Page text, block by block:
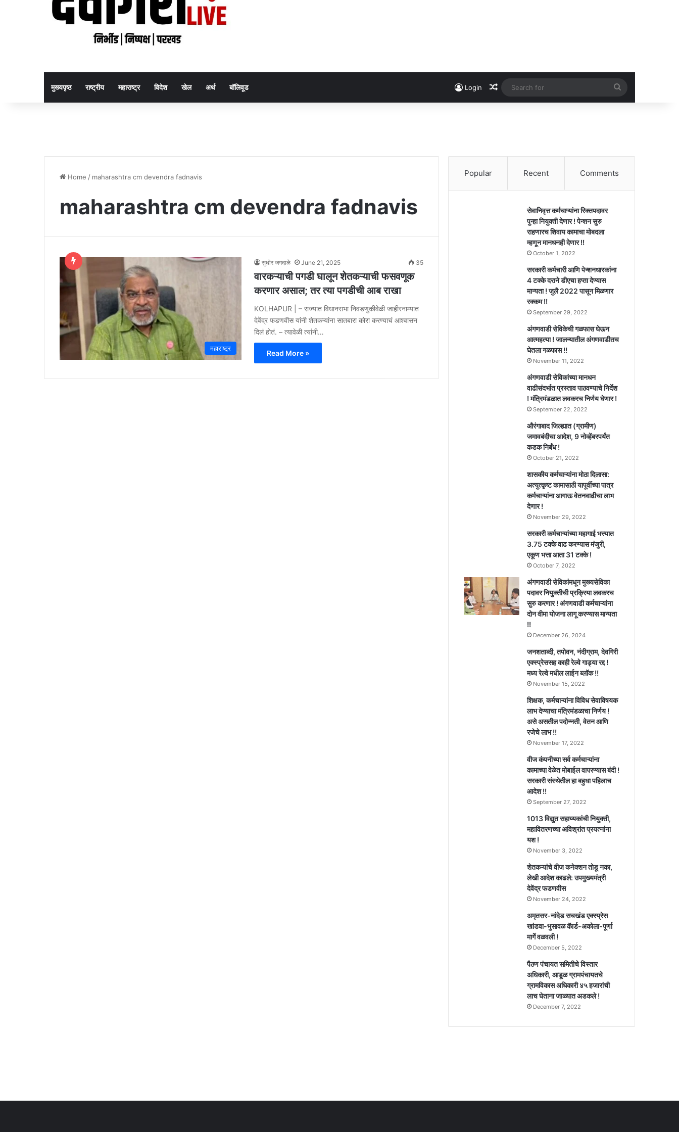
मुख्यपृष्ठ राष्ट्रीय महाराष्ट्र विदेश खेल अर्थ बॉलिवूड Login Random Article
for
Home / maharashtra cm devendra fadnavis
maharashtra cm devendra fadnavis
महाराष्ट्र
सुधीर जगदाळे June 21, 2025 35
वारकऱ्याची पगडी घालून शेतकऱ्याची फसवणूक
करणार असाल; तर त्या पगडीची आब राखा
KOLHAPUR | – राज्यात विधानसभा निवडणुकीवेळी जाहीरनाम्यात
देवेंद्र फडणवीस यांनी शेतकऱ्यांना सातबारा कोरा करण्याचं आश्वासन
दिलं होतं. – त्यावेळी त्यांनी…
Read More »
Popular Recent Comments
सेवानिवृत्त कर्मचाऱ्यांना रिक्तपदावर
पुन्हा नियुक्ती देणार ! पेन्शन सुरु
राहणारच शिवाय कामाचा मोबदला
म्हणून मानधनही देणार !!
October 1, 2022
सरकारी कर्मचारी आणि पेन्शनधारकांना
4 टक्के दराने डीएचा हप्ता देण्यास
मान्यता ! जुलै 2022 पासून मिळणार
रक्कम !!
September 29, 2022
अंगणवाडी सेविकेची गळफास घेऊन
आत्महत्या ! जालन्यातील अंगणवाडीतच
घेतला गळफास !!
November 11, 2022
अंगणवाडी सेविकांच्या मानधन
वाढीसंदर्भात प्रस्ताव पाठवण्याचे निर्देश
! मंत्रिमंडळात लवकरच निर्णय घेणार !
September 22, 2022
औरंगाबाद जिल्ह्यात (ग्रामीण)
जमावबंदीचा आदेश, 9 नोव्हेंबरपर्यंत
कडक निर्बंध !
October 21, 2022
शासकीय कर्मचाऱ्यांना मोठा दिलासा:
अत्युत्कृष्ट कामासाठी यापूर्वीच्या पात्र
कर्मचाऱ्यांना आगाऊ वेतनवाढीचा लाभ
देणार !
November 29, 2022
सरकारी कर्मचाऱ्यांच्या महागाई भत्त्यात
3.75 टक्के वाढ करण्यास मंजुरी,
एकूण भत्ता आता 31 टक्के !
October 7, 2022
अंगणवाडी सेविकांमधून मुख्यसेविका
पदावर नियुक्तीची प्रक्रिया लवकरच
सुरु करणार ! अंगणवाडी कर्मचाऱ्यांना
दोन वीमा योजना लागू करण्यास मान्यता
!!
December 26, 2024
जनशताब्दी, तपोवन, नंदीग्राम, देवगिरी
एक्स्प्रेससह काही रेल्वे गाड्या रद्द !
मध्य रेल्वे मधील लाईन ब्लॉक !!
November 15, 2022
शिक्षक, कर्मचाऱ्यांना विविध सेवाविषयक
लाभ देण्याचा मंत्रिमंडळाचा निर्णय !
असे असतील पदोन्नती, वेतन आणि
रजेचे लाभ !!
November 17, 2022
वीज कंपनीच्या सर्व कर्मचाऱ्यांना
कामाच्या वेळेत मोबाईल वापरण्यास बंदी !
सरकारी संस्थेतील हा बहुधा पहिलाच
आदेश !!
September 27, 2022
1013 विद्युत सहाय्यकांची नियुक्ती,
महावितरणच्या अविश्रांत प्रयत्नांना
यश !
November 3, 2022
शेतकऱ्यांचे वीज कनेक्शन तोडू नका,
लेखी आदेश काढले: उपमुख्यमंत्री
देवेंद्र फडणवीस
November 24, 2022
अमृतसर-नांदेड सचखंड एक्स्प्रेस
खांडवा-भुसावळ कॅार्ड-अकोला-पूर्णा
मार्गे वळवली !
December 5, 2022
पैठण पंचायत समितीचे विस्तार
अधिकारी, आडूळ ग्रामपंचायतचे
ग्रामविकास अधिकारी ४५ हजारांची
लाच घेताना जाळ्यात अडकले !
December 7, 2022